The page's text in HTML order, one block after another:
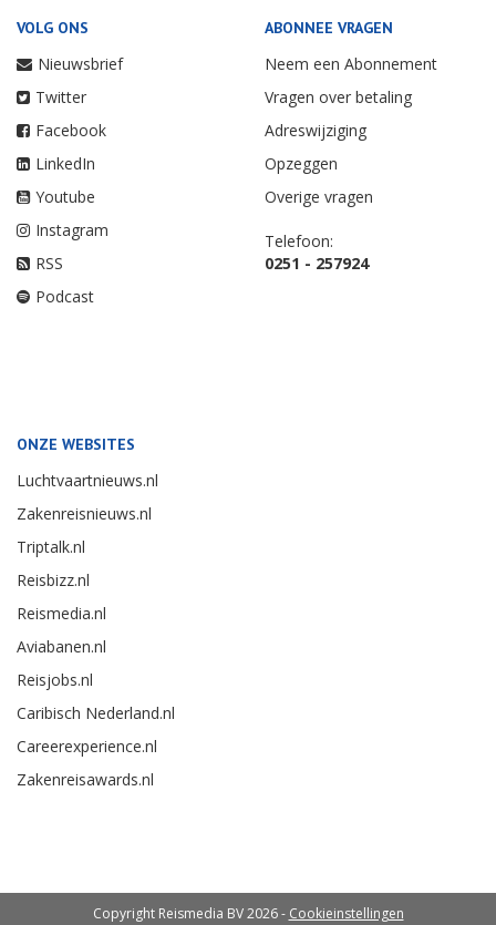
VOLG ONS
Nieuwsbrief
Twitter
Facebook
LinkedIn
Youtube
Instagram
RSS
Podcast
ABONNEE VRAGEN
Neem een Abonnement
Vragen over betaling
Adreswijziging
Opzeggen
Overige vragen
Telefoon:
0251 - 257924
ONZE WEBSITES
Luchtvaartnieuws.nl
Zakenreisnieuws.nl
Triptalk.nl
Reisbizz.nl
Reismedia.nl
Aviabanen.nl
Reisjobs.nl
Caribisch Nederland.nl
Careerexperience.nl
Zakenreisawards.nl
Copyright Reismedia BV 2026 - Cookieinstellingen